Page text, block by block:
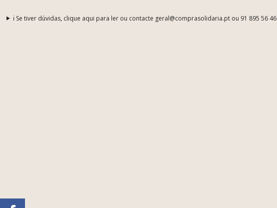
ℹ️ Se tiver dúvidas, clique aqui para ler ou contacte geral@comprasolidaria.pt ou 91 895 56 46